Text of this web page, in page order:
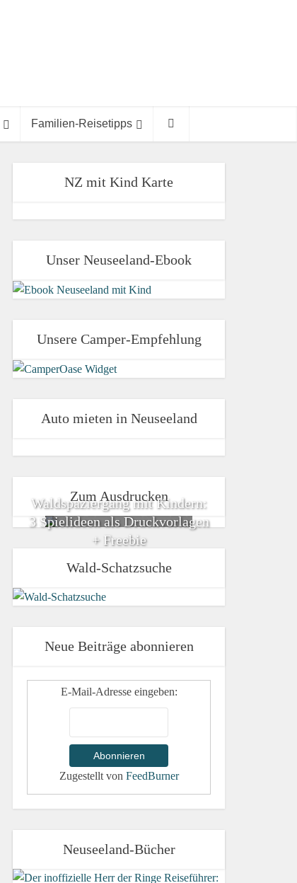
Familien-Reisetipps
NZ mit Kind Karte
Unser Neuseeland-Ebook
Unsere Camper-Empfehlung
Auto mieten in Neuseeland
Zum Ausdrucken
Waldspaziergang mit Kindern:
3 Spielideen als Druckvorlagen
+ Freebie
Wald-Schatzsuche
Neue Beiträge abonnieren
E-Mail-Adresse eingeben:
Zugestellt von FeedBurner
Neuseeland-Bücher